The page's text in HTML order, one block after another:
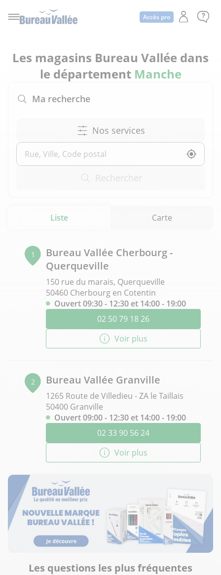
Accès pro
Les magasins Bureau Vallée dans
le département Manche
Ma recherche
Nos services
Rechercher
Liste Carte
1
Bureau Vallée Cherbourg -
Querqueville
150 rue du marais, Querqueville
50460 Cherbourg en Cotentin
Ouvert 09:30 - 12:30 et 14:00 - 19:00
02 50 79 18 26
Voir plus
2 Bureau Vallée Granville
1265 Route de Villedieu - ZA le Taillais
50400 Granville
Ouvert 09:00 - 12:30 et 14:00 - 19:00
02 33 90 56 24
Voir plus
Les questions les plus fréquentes